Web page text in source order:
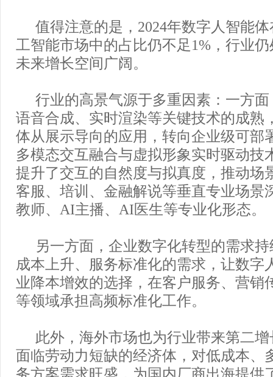
值得注意的是，2024年数字人智能
工智能市场中的占比仍不足1%，行业
未来增长空间广阔。
行业的高景气源于多重因素：一方
语音合成、实时渲染等关键技术的成熟
体从展示导向的应用，转向企业级可部
多模态交互融合与虚拟形象实时驱动技
提升了交互的自然度与拟真度，推动场
客服、培训、金融解说等垂直专业场景
教师、AI主播、AI医生等专业化形态。
另一方面，企业数字化转型的需求
成本上升、服务标准化的需求，让数字
业降本增效的选择，在客户服务、营销
等领域承担高频标准化工作。
此外，海外市场也为行业带来第二
面临劳动力短缺的经济体，对低成本、
务方案需求旺盛，为国内厂商出海提供